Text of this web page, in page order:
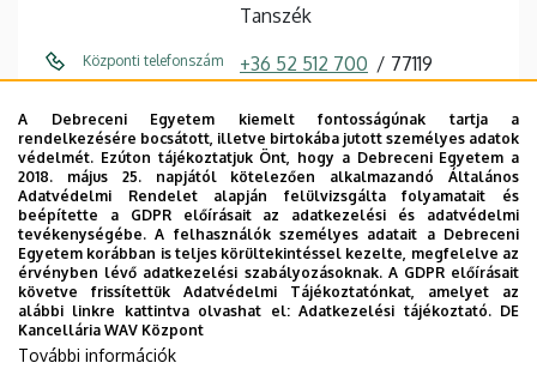
Tanszék
Központi telefonszám +36 52 512 700 77119
csuros.gabriella@law.unideb.h
u
Fax +36 52 512 701 / 77119
Cím 4028 Debrecen, Kassai út 26.
Épület
Állam- és Jogtudományi Kar
épület
Emelet, ajtó
A Debreceni Egyetem kiemelt fontosságúnak tartja a
rendelkezésére bocsátott, illetve birtokába jutott személyes adatok
védelmét. Ezúton tájékoztatjuk Önt, hogy a Debreceni Egyetem a
2018. május 25. napjától kötelezően alkalmazandó Általános
Adatvédelmi Rendelet alapján felülvizsgálta folyamatait és
beépítette a GDPR előírásait az adatkezelési és adatvédelmi
tevékenységébe. A felhasználók személyes adatait a Debreceni
Egyetem korábban is teljes körültekintéssel kezelte, megfelelve az
érvényben lévő adatkezelési szabályozásoknak. A GDPR előírásait
követve frissítettük Adatvédelmi Tájékoztatónkat, amelyet az
alábbi linkre kattintva olvashat el:Adatkezelési tájékoztató. DE
Kancellária WAV Központ
További információk